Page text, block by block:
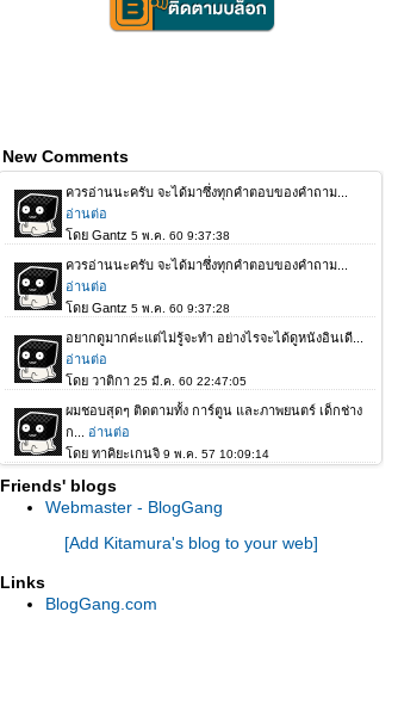
New Comments
Friends' blogs
Webmaster - BlogGang
[Add Kitamura's blog to your web]
Links
BlogGang.com